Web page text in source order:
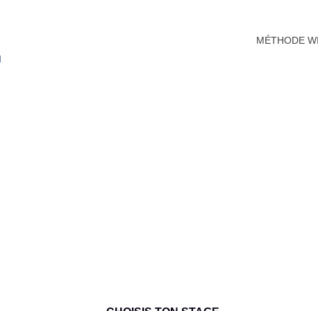
MÉTHODE